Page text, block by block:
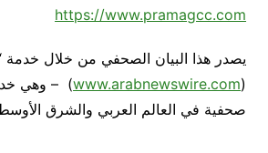
https://www.pramagcc.com
يصدر هذا البيان الصحفي من خلال خدمة
(
www.arabnewswire.com) – وهي
صحفية في العالم العربي والشرق